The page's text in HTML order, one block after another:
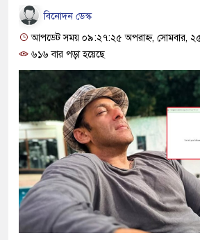
বিনোদন ডেস্ক
আপডেট সময় ০৯:২৭:২৫ অপরাহ্ন, সোমবার,
৬১৬ বার পড়া হয়েছে